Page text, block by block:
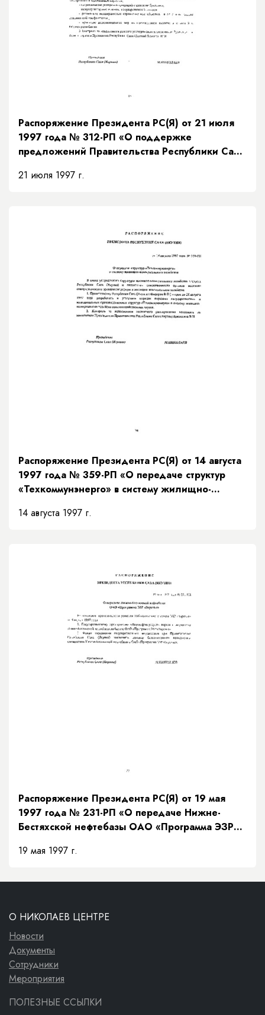
Распоряжение Президента РС(Я) от 21 июля
1997 года № 312-РП «О поддержке
предложений Правительства Республики Саха
бюджета на основании рекомендаций
21 июля 1997 г.
Распоряжение Президента РС(Я) от 14 августа
1997 года № 359-РП «О передаче структур
«Техкоммунэнерго» в систему жилищно-
14 августа 1997 г.
Распоряжение Президента РС(Я) от 19 мая
1997 года № 231-РП «О передаче Нижне-
Бестяхской нефтебазы ОАО «Программа ЭЗР
19 мая 1997 г.
О НИКОЛАЕВ ЦЕНТРЕ
Новости
Документы
Сотрудники
Мероприятия
ПОЛЕЗНЫЕ ССЫЛКИ